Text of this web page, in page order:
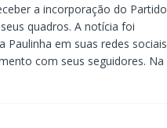
a incorporação do Partido
quadros. A notícia foi
Paulinha em suas redes sociais
com seus seguidores. Na